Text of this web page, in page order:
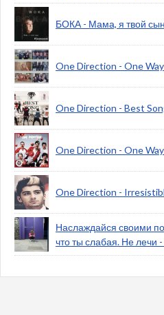
БОКА - Мама, я твой сын
One Direction - One
One Direction - Best
One Direction - One
One Direction -
Наслаждайся своими
что ты слабая. Не лечи -